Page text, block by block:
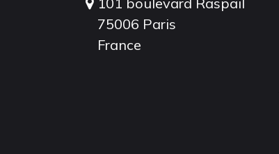
75006 Paris
France